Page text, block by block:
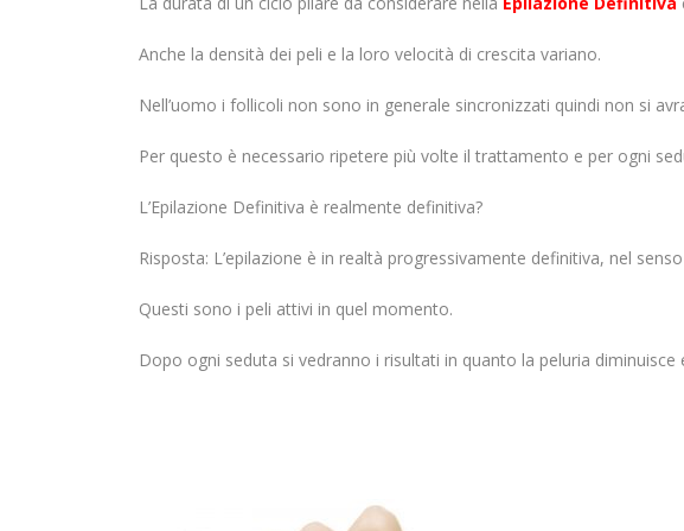
Anche la densità dei peli e la loro velocità di crescita variano.
Nell’uomo i follicoli non sono in generale sincronizzati quindi non si
Per questo è necessario ripetere più volte il trattamento e per ogni
L’Epilazione Definitiva è realmente definitiva?
Risposta: L’epilazione è in realtà progressivamente definitiva, nel
Questi sono i peli attivi in quel momento.
Dopo ogni seduta si vedranno i risultati in quanto la peluria diminuisce